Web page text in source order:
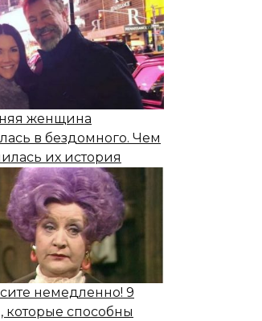
женщина
в бездомного. Чем
их история
немедленно! 9
которые способны